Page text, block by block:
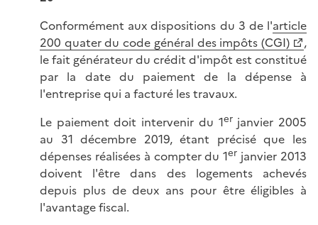
Conformément aux dispositions du 3 de l'article
200 quater du code général des impôts (CGI)
,
le fait générateur du crédit d'impôt est constitué
par la date du paiement de la dépense à
l'entreprise qui a facturé les travaux.
Le paiement doit intervenir du 1erjanvier 2005
au 31 décembre 2019, étant précisé que les
dépenses réalisées à compter du 1er janvier 2013
doivent l'être dans des logements achevés
depuis plus de deux ans pour être éligibles à
l'avantage fiscal.